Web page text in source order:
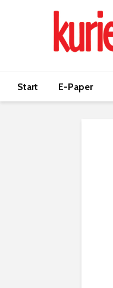
Start E-Paper